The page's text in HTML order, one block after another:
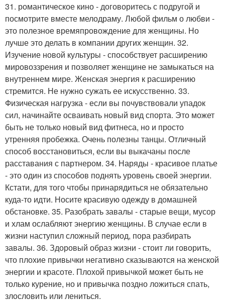
31. романтическое кино - договоритесь с подругой и
посмотрите вместе мелодраму. Любой фильм о любви -
это полезное времяпровождение для женщины. Но
лучше это делать в компании других женщин. 32.
Изучение новой культуры - способствует расширению
мировоззрения и позволяет женщине не замыкаться на
внутреннем мире. Женская энергия к расширению
стремится. Не нужно сужать ее искусственно. 33.
Физическая нагрузка - если вы почувствовали упадок
сил, начинайте осваивать новый вид спорта. Это может
быть не только новый вид фитнеса, но и просто
утренняя пробежка. Очень полезны танцы. Отличный
способ восстановиться, если вы выкачаны после
расставания с партнером. 34. Наряды - красивое платье
- это один из способов поднять уровень своей энергии.
Кстати, для того чтобы принарядиться не обязательно
куда-то идти. Носите красивую одежду в домашней
обстановке. 35. Разобрать завалы - старые вещи, мусор
и хлам ослабляют энергию женщины. В случае если в
жизни наступил сложный период, пора разбирать
завалы. 36. Здоровый образ жизни - стоит ли говорить,
что плохие привычки негативно сказываются на женской
энергии и красоте. Плохой привычкой может быть не
только курение, но и привычка поздно ложиться спать,
злословить или лениться.